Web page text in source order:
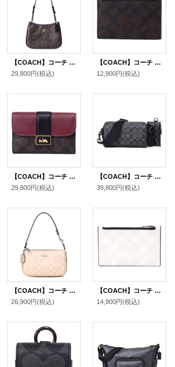
【COACH】コーチ コーティングキャンバス レザー シグネチャー ペネロペ ロゴ ショルダー ハンドバッグ ブラウン×ブラック(日本未発売）
29,800円(税込)
【COACH】コーチ コーティングキャンバス レザー シグネチャー ジップ カードケース コインケース 小銭入れ マホガニー×カーキ〔日本未発売〕
12,900円(税込)
【COACH】コーチ コーティングキャンバス レザー シグネチャー グレース ミディアム ウォレット フラップ 二つ折り財布 ブラウンブラックマルチ（日本未発売）
29,800円(税込)
【COACH】コーチ コーティングキャンバス レザー シグネチャー アクセル コインケース ポーチ付き 2way クラッチ クロスボディ ショルダーバッグ チャコール（日本未発売）
39,800円(税込)
【COACH】コーチ バッグ コーティングキャンバス レザー シグネチャー ノリータ 19 リストレット マルチ ポーチ ハンドバッグ サンド×トープマルチ〔日本未発売〕
26,900円(税込)
【COACH】コーチ コーティングキャンバス レザー シグネチャー ジップ カードケース コインケース 小銭入れ チャーク×ブラックマルチ〔日本未発売〕
14,900円(税込)